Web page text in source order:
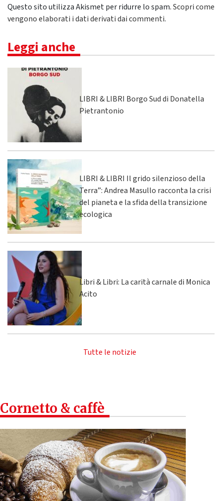
Questo sito utilizza Akismet per ridurre lo spam.Scopri come
vengono elaborati i dati derivati dai commenti.
Leggi anche
LIBRI & LIBRI Borgo Sud di Donatella
Pietrantonio
LIBRI & LIBRI Il grido silenzioso della
Terra”: Andrea Masullo racconta la crisi
del pianeta e la sfida della transizione
ecologica
Libri & Libri: La carità carnale di Monica
Acito
Tutte le notizie
Cornetto & caffè